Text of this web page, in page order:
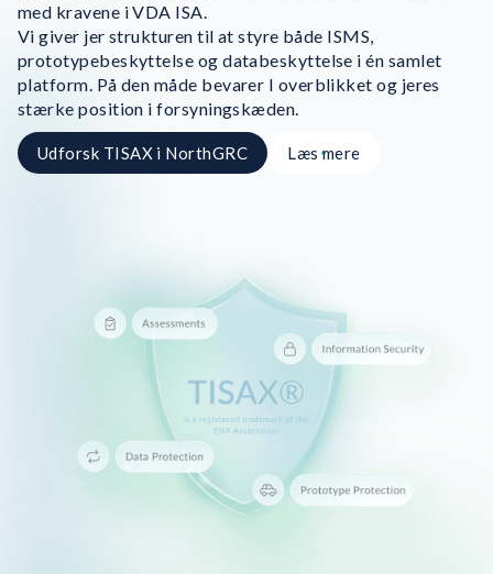
med kravene i VDA ISA.
Vi giver jer strukturen til at styre både ISMS,
prototypebeskyttelse og databeskyttelse i én samlet
platform. På den måde bevarer I overblikket og jeres
stærke position i forsyningskæden.
Udforsk TISAX i NorthGRC Læs mere